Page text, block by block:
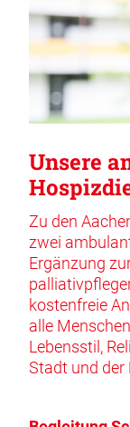
Unsere
Zu den
zwei
Ergänzung
kostenfreie
alle
Lebensstil,
Stadt und der